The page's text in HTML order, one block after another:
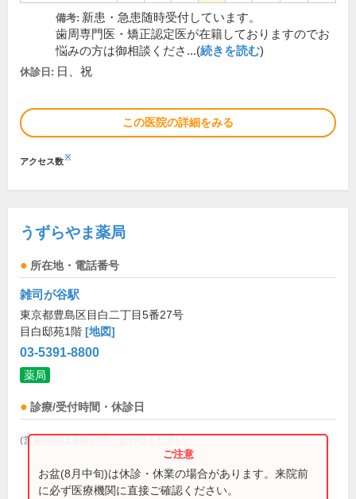
備考: 新患・急患随時受付しています。
歯周専門医・矯正認定医が在籍しておりますのでお
悩みの方は御相談くださ...(続きを読む)
休診日: 日、祝
この医院の詳細をみる
アクセス数※
うずらやま薬局
所在地・電話番号
雑司が谷駅
東京都豊島区目白二丁目5番27号
目白邸苑1階 [地図]
03-5391-8800
薬局
診療/受付時間・休診日
(営業時間は直接お問い合わせください)
お盆(8月中旬)は休診・休業の場合があります。来院前
に必ず医療機関に直接ご確認ください。